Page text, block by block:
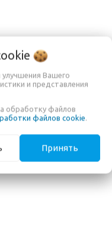
8V, 5А постоянного
Вашего
и представления
обработку файлов
файлов cookie.
Принять